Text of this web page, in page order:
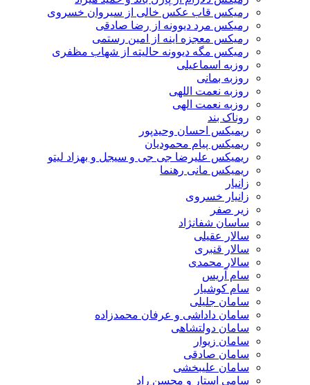
رمیکس قاب عکس خالی از سیروان خسروی
رمیکس مرد دیوونه از رضا صادقی
رمیکس معجزه اینه از امین رستمی
رمیکس مگه دیوونه حالیته از شهاب مظفری
روزبه اسماعیلی
روزبه بمانی
روزبه نعمت اللهی
روزبه نعمت الهی
روناک بند
ریمیکس احسان وحیدپور
ریمیکس پیام محمودیان
ریمیکس علیرضا جی جی و سیجل و بهزاد لیتو
ریمیکس مانی رهنما
زانیار
زانیار خسروی
زیر صفر
ساسان شفانژاد
سالار عقیلی
سالار قنبری
سالار محمدی
سام آریس
سام کوشیار
سامان جلیلی
سامان داداشی و عرفان محمدزاده
سامان دولتشاهی
سامان زیوار
سامان صادقی
سامان علیبخشی
سامی استار و محسن راد